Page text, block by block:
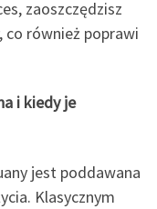
zaoszczędzisz
co również poprawi
i kiedy je
jest poddawana
Klasycznym